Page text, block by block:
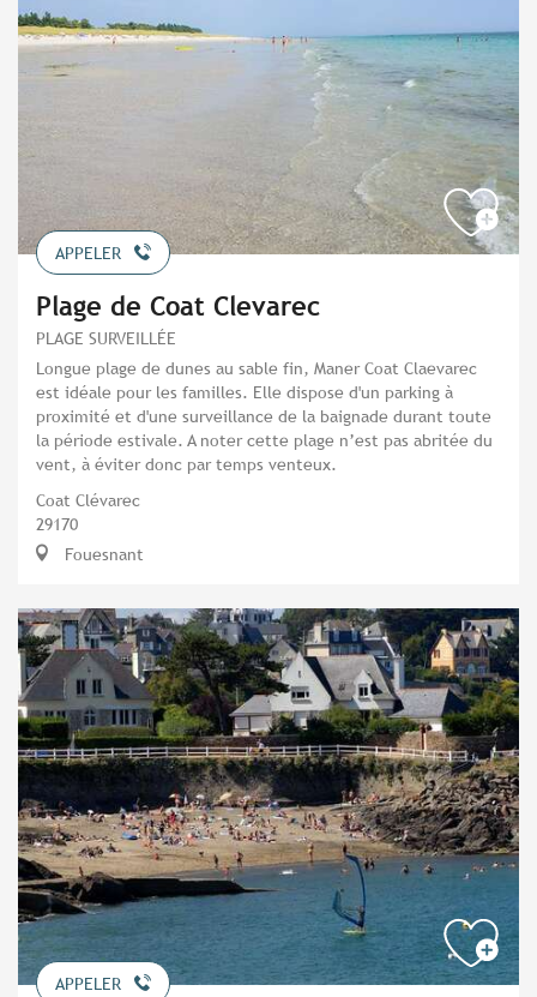
APPELER
Plage de Coat Clevarec
PLAGE SURVEILLÉE
Longue plage de dunes au sable fin, Maner Coat Claevarec
est idéale pour les familles. Elle dispose d'un parking à
proximité et d'une surveillance de la baignade durant toute
la période estivale. A noter cette plage n’est pas abritée du
vent, à éviter donc par temps venteux.
Coat Clévarec
29170
Fouesnant
APPELER